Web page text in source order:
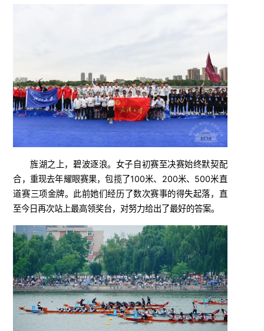
旌湖之上，碧波逐浪。女子自初赛至决赛始终默契配
合，重现去年耀眼赛果，包揽了100米、200米、500米直
道赛三项金牌。此前她们经历了数次赛事的得失起落，直
至今日再次站上最高领奖台，对努力给出了最好的答案。